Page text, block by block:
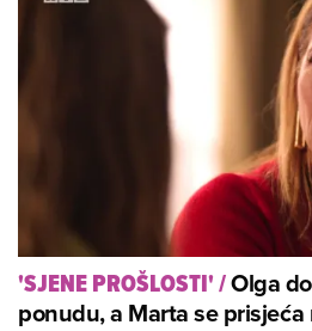
'SJENE PROŠLOSTI'/Olga
ponudu, a Marta se